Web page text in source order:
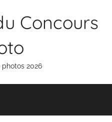
Concours
2026